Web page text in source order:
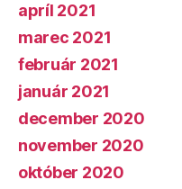
apríl 2021
marec 2021
február 2021
január 2021
december 2020
november 2020
október 2020